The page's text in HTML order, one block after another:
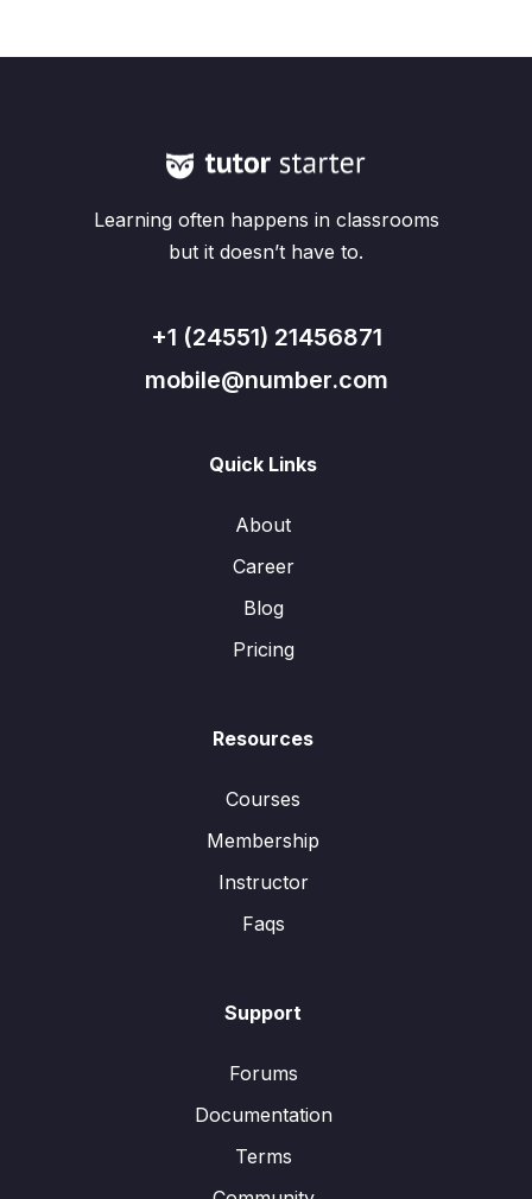
Learning often happens in classrooms
but it doesn’t have to.
+1 (24551) 21456871
mobile@number.com
Quick Links
About
Career
Blog
Pricing
Resources
Courses
Membership
Instructor
Faqs
Support
Forums
Documentation
Terms